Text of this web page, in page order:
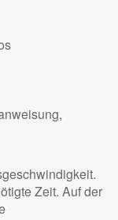
Zeit. Auf der